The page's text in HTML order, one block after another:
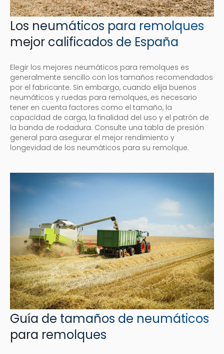
Los neumáticos para remolques
mejor calificados de España
Elegir los mejores neumáticos para remolques es
generalmente sencillo con los tamaños recomendados
por el fabricante. Sin embargo, cuando elija buenos
neumáticos y ruedas para remolques, es necesario
tener en cuenta factores como el tamaño, la
capacidad de carga, la finalidad del uso y el patrón de
la banda de rodadura. Consulte una tabla de presión
general para asegurar el mejor rendimiento y
longevidad de los neumáticos para su remolque.
Guía de tamaños de neumáticos
para remolques